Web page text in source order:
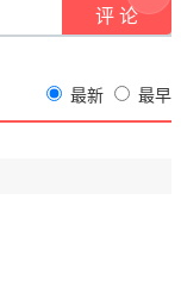
最新 最早